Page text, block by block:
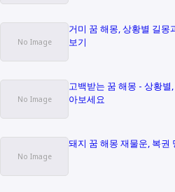
거미 꿈 해몽, 상황별 길몽
보기
고백받는 꿈 해몽 - 상황
아보세요
돼지 꿈 해몽 재물운, 복권